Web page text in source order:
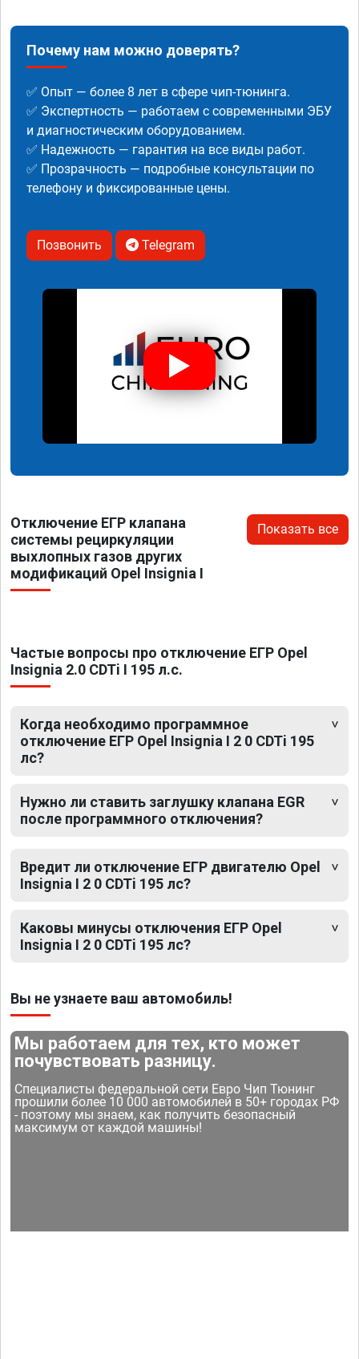
Почему нам можно доверять?
✅ Опыт — более 8 лет в сфере чип-тюнинга.
✅ Экспертность — работаем с современными ЭБУ
и диагностическим оборудованием.
✅ Надежность — гарантия на все виды работ.
✅ Прозрачность — подробные консультации по
телефону и фиксированные цены.
Позвонить Telegram
Отключение ЕГР клапана
системы рециркуляции
выхлопных газов других
модификаций Opel Insignia I
Показать все
Частые вопросы про отключение ЕГР Opel
Insignia 2.0 CDTi I 195 л.с.
Когда необходимо программное
отключение ЕГР Opel Insignia I 2 0 CDTi 195
лс?
Нужно ли ставить заглушку клапана EGR
после программного отключения?
Вредит ли отключение ЕГР двигателю Opel
Insignia I 2 0 CDTi 195 лс?
Каковы минусы отключения ЕГР Opel
Insignia I 2 0 CDTi 195 лс?
Вы не узнаете ваш автомобиль!
Мы работаем для тех, кто может
почувствовать разницу.
Специалисты федеральной сети Евро Чип Тюнинг
прошили более 10 000 автомобилей в 50+ городах РФ
- поэтому мы знаем, как получить безопасный
максимум от каждой машины!